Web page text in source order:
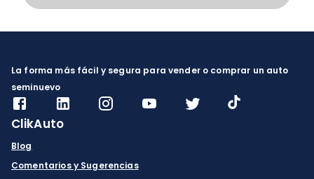
La forma más fácil y segura para vender o comprar un auto
seminuevo
ClikAuto
Blog
Comentarios y Sugerencias